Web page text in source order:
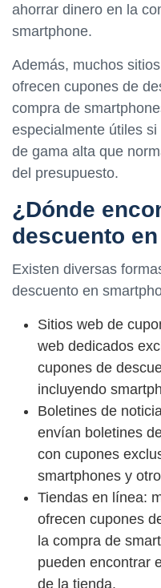
ahorrar dinero en la
smartphone.
Además, muchos
ofrecen cupones de
compra de
especialmente útiles
de gama alta que
del presupuesto.
¿Dónde
descuento
Existen diversas
descuento en
Sitios web de
web dedicados
cupones de
incluyendo
Boletines de
envían boletines
con cupones
smartphones y
Tiendas en línea:
ofrecen cupones
la compra de
pueden encontrar
de la tienda.